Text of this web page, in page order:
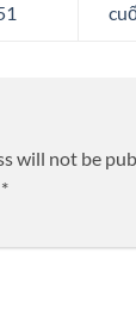
will not be
*